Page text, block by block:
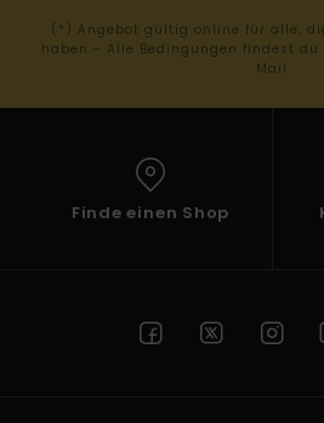
(*) Angebot gültig online für alle,
haben - Alle Bedingungen findest
Mail
Finde einen Shop